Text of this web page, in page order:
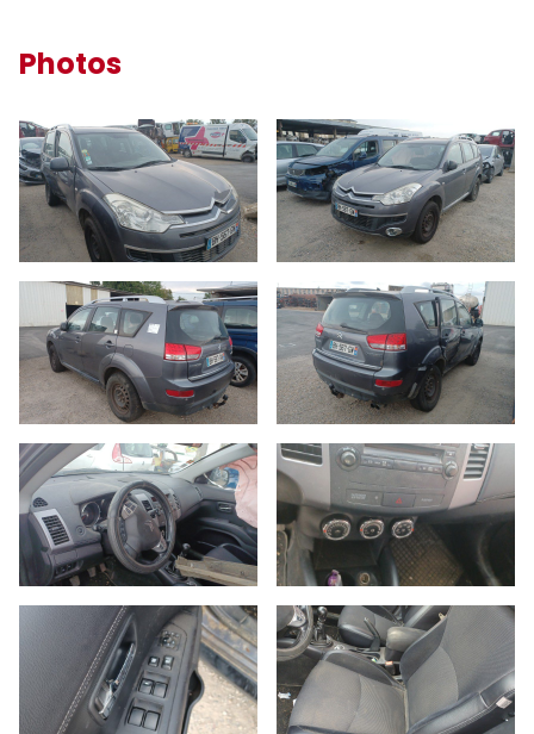
Photos